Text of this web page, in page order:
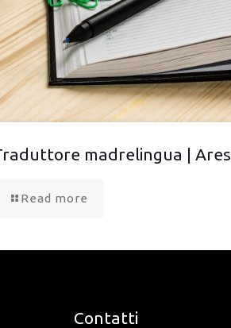
madrelingua | Ares
Read more
Contatti